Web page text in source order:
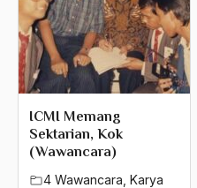
ICMI Memang
Sektarian, Kok
(Wawancara)
4 Wawancara Karya
irak
iran
Iraq
Irian barat
Irlandia